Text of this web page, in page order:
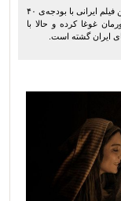
محمد رسول الله(ص) تازه‌ترین اثر مجید مجیدی و البته اولین فیلم ایرانی با بودجه‌ی ۴۰
غوغا کرده و حالا با
ایران گشته است.